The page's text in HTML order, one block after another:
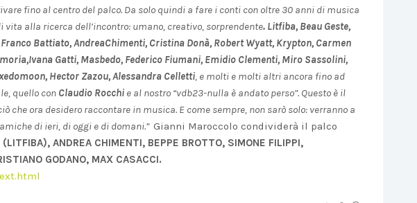
fino al centro del palco. Da solo quindi a fare i conti con oltre 30 anni di musica
vita alla ricerca dell’incontro: umano, creativo, sorprendente. Litfiba, Beau Geste,
Franco Battiato, AndreaChimenti, Cristina Donà, Robert Wyatt, Krypton, Carmen
Gatti, Masbedo, Federico Fiumani, Emidio Clementi, Miro Sassolini,
Hector Zazou, Alessandra Celletti, e molti e molti altri ancora fino ad
quello con Claudio Rocchi e al nostro “vdb23-nulla è andato perso”. Questo è il
che ora desidero raccontare in musica. E come sempre, non sarò solo: verranno a
di ieri, di oggi e di domani.” Gianni Maroccolo condividerà il palco
ANDREA CHIMENTI, BEPPE BROTTO, SIMONE FILIPPI,
GODANO, MAX CASACCI.